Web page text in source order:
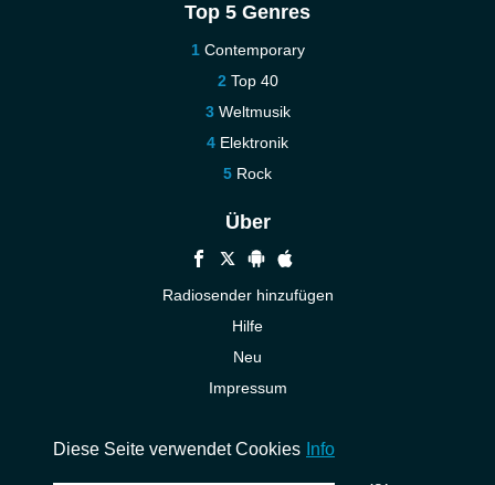
Top 5 Genres
Contemporary
Top 40
Weltmusik
Elektronik
Rock
Über
Radiosender hinzufügen
Hilfe
Neu
Impressum
Diese Seite verwendet Cookies Info